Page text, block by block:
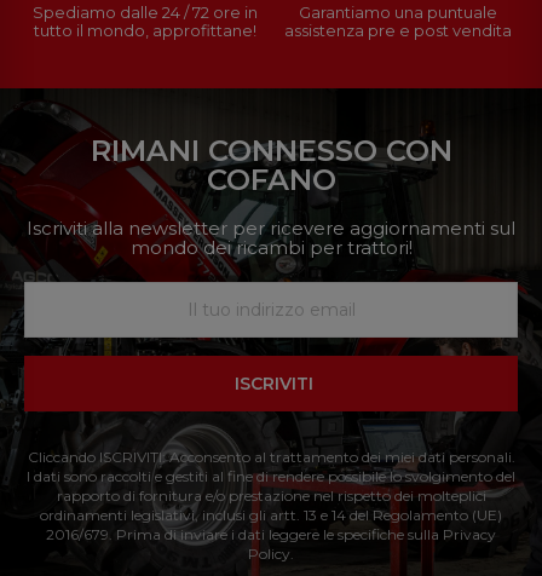
Spediamo dalle 24 / 72 ore in
tutto il mondo, approfittane!
Garantiamo una puntuale
assistenza pre e post vendita
RIMANI CONNESSO CON
COFANO
Iscriviti alla newsletter per ricevere aggiornamenti sul
mondo dei ricambi per trattori!
ISCRIVITI
Cliccando ISCRIVITI: Acconsento al trattamento dei miei dati personali.
I dati sono raccolti e gestiti al fine di rendere possibile lo svolgimento del
rapporto di fornitura e/o prestazione nel rispetto dei molteplici
ordinamenti legislativi, inclusi gli artt. 13 e 14 del Regolamento (UE)
2016/679. Prima di inviare i dati leggere le specifiche sulla Privacy
Policy.